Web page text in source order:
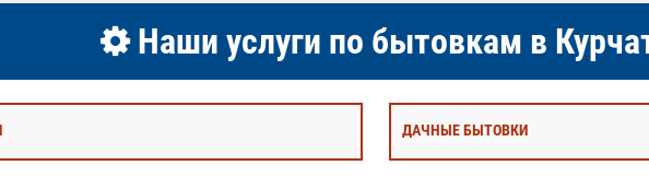
Наши услуги по бытовкам в
ДАЧНЫЕ БЫТОВКИ